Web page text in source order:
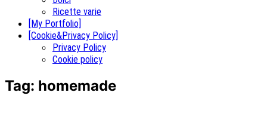
Ricette varie
[My Portfolio]
[Cookie&Privacy Policy]
Privacy Policy
Cookie policy
Tag: homemade